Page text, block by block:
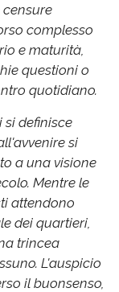
complesso
e maturità,
questioni o
quotidiano.
definisce
si
a una visione
Mentre le
attendono
dei quartieri,
trincea
L'auspicio
il buonsenso,